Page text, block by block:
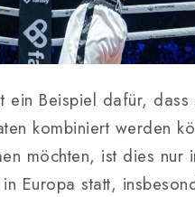
ein Beispiel dafür,
kombiniert werden
möchten, ist dies
Europa statt,